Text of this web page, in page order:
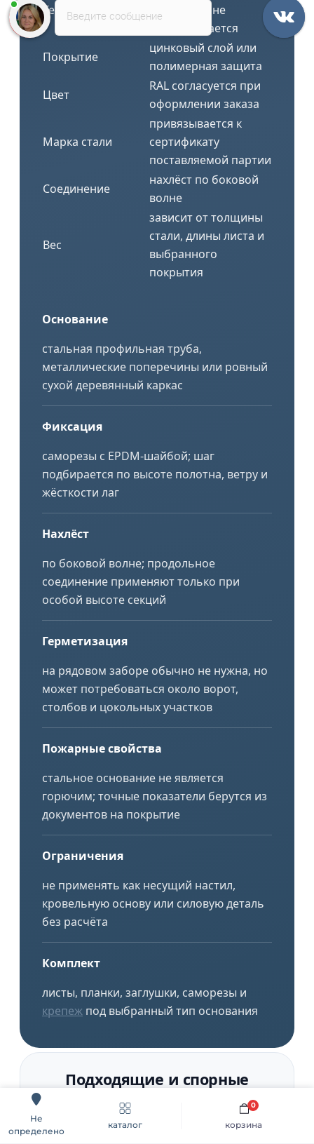
Не
определено
каталог корзина
0
Теплопроводность
профлиста не
рассчитывается
Покрытие
цинковый слой или
полимерная защита
Цвет
RAL согласуется при
оформлении заказа
Марка стали
привязывается к
сертификату
поставляемой партии
Соединение
нахлёст по боковой
волне
Вес
зависит от толщины
стали, длины листа и
выбранного
покрытия
Основание
стальная профильная труба,
металлические поперечины или ровный
сухой деревянный каркас
Фиксация
саморезы с EPDM-шайбой; шаг
подбирается по высоте полотна, ветру и
жёсткости лаг
Нахлёст
по боковой волне; продольное
соединение применяют только при
особой высоте секций
Герметизация
на рядовом заборе обычно не нужна, но
может потребоваться около ворот,
столбов и цокольных участков
Пожарные свойства
стальное основание не является
горючим; точные показатели берутся из
документов на покрытие
Ограничения
не применять как несущий настил,
кровельную основу или силовую деталь
без расчёта
Комплект
листы, планки, заглушки, саморезы и
крепеж под выбранный тип основания
Подходящие и спорные
сценарии
Введите сообщение